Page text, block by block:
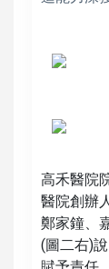
高禾醫院
醫院創辦
鄭家鐘、
(圖二右)